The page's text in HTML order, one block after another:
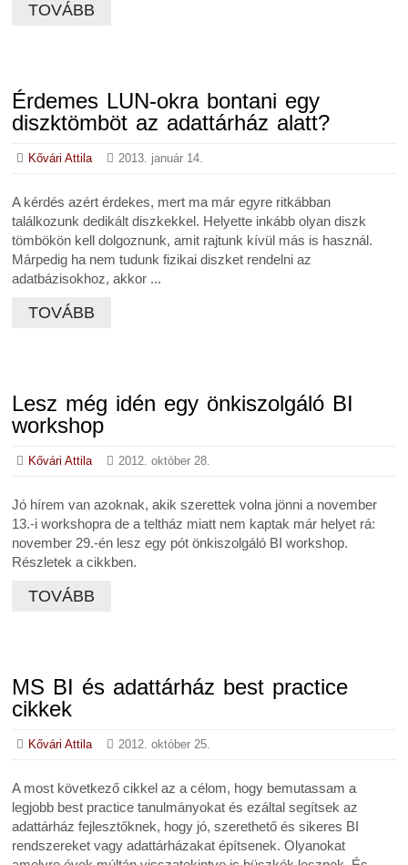
TOVÁBB
Érdemes LUN-okra bontani egy
diszktömböt az adattárház alatt?
Kővári Attila 2013. január 14.
A kérdés azért érdekes, mert ma már egyre ritkábban
találkozunk dedikált diszkekkel. Helyette inkább olyan diszk
tömbökön kell dolgoznunk, amit rajtunk kívül más is használ.
Márpedig ha nem tudunk fizikai diszket rendelni az
adatbázisokhoz, akkor ...
TOVÁBB
Lesz még idén egy önkiszolgáló BI
workshop
Kővári Attila 2012. október 28.
Jó hírem van azoknak, akik szerettek volna jönni a november
13.-i workshopra de a teltház miatt nem kaptak már helyet rá:
november 29.-én lesz egy pót önkiszolgáló BI workshop.
Részletek a cikkben.
TOVÁBB
MS BI és adattárház best practice
cikkek
Kővári Attila 2012. október 25.
A most következő cikkel az a célom, hogy bemutassam a
legjobb best practice tanulmányokat és ezáltal segítsek az
adattárház fejlesztőknek, hogy jó, szerethető és sikeres BI
rendszereket vagy adattárházakat építsenek. Olyanokat